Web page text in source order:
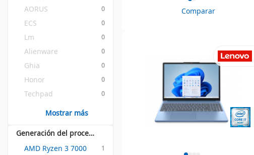
AORUS 0
ECS 0
Lm 0
Alienware 0
Ghia 0
Honor 0
Techpad 0
Mostrar más
Generación del procesador
AMD Ryzen 3 7000
1
Comparar